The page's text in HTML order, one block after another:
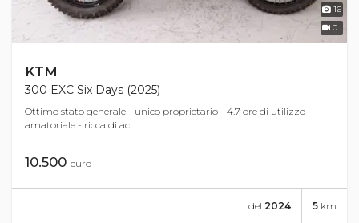
16
0
KTM
300 EXC Six Days (2025)
Ottimo stato generale - unico proprietario - 4.7 ore di utilizzo
amatoriale - ricca di ac...
10.500 euro
5 km
del 2024